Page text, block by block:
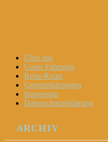
Menu
Widgets
Search
Skip
content
Über uns
Unser Fahrzeug
Reise-Route
Grenzerfahrungen
Impressum
Datenschutzerklärung
ARCHIV